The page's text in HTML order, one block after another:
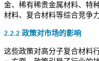
金、稀有稀贵金属材料、特
材料、复合材料等综合竞争力
2.2.2 政策对市场的影响
这些政策对高分子复合材料